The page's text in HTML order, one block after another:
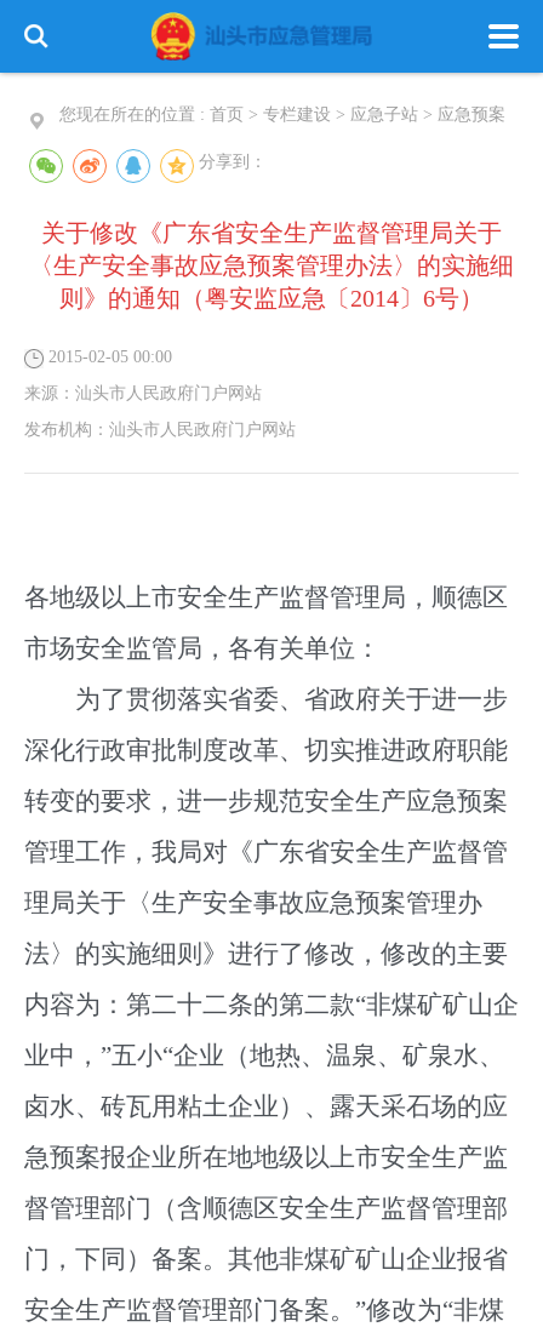
首 页 政务公开 政务服务
信息公开 专栏建设
您现在所在的位置 : 首页 > 专栏建设 > 应急子站 > 应急预案
分享到：
关于修改《广东省安全生产监督管理局关于
〈生产安全事故应急预案管理办法〉的实施细
则》的通知（粤安监应急〔2014〕6号）
2015-02-05 00:00
来源： 汕头市人民政府门户网站
发布机构： 汕头市人民政府门户网站
各地级以上市安全生产监督管理局，顺德区
市场安全监管局，各有关单位：
为了贯彻落实省委、省政府关于进一步
深化行政审批制度改革、切实推进政府职能
转变的要求，进一步规范安全生产应急预案
管理工作，我局对《广东省安全生产监督管
理局关于〈生产安全事故应急预案管理办
法〉的实施细则》进行了修改，修改的主要
内容为：第二十二条的第二款“非煤矿矿山企
业中，”五小“企业（地热、温泉、矿泉水、
卤水、砖瓦用粘土企业）、露天采石场的应
急预案报企业所在地地级以上市安全生产监
督管理部门（含顺德区安全生产监督管理部
门，下同）备案。其他非煤矿矿山企业报省
安全生产监督管理部门备案。”修改为“非煤